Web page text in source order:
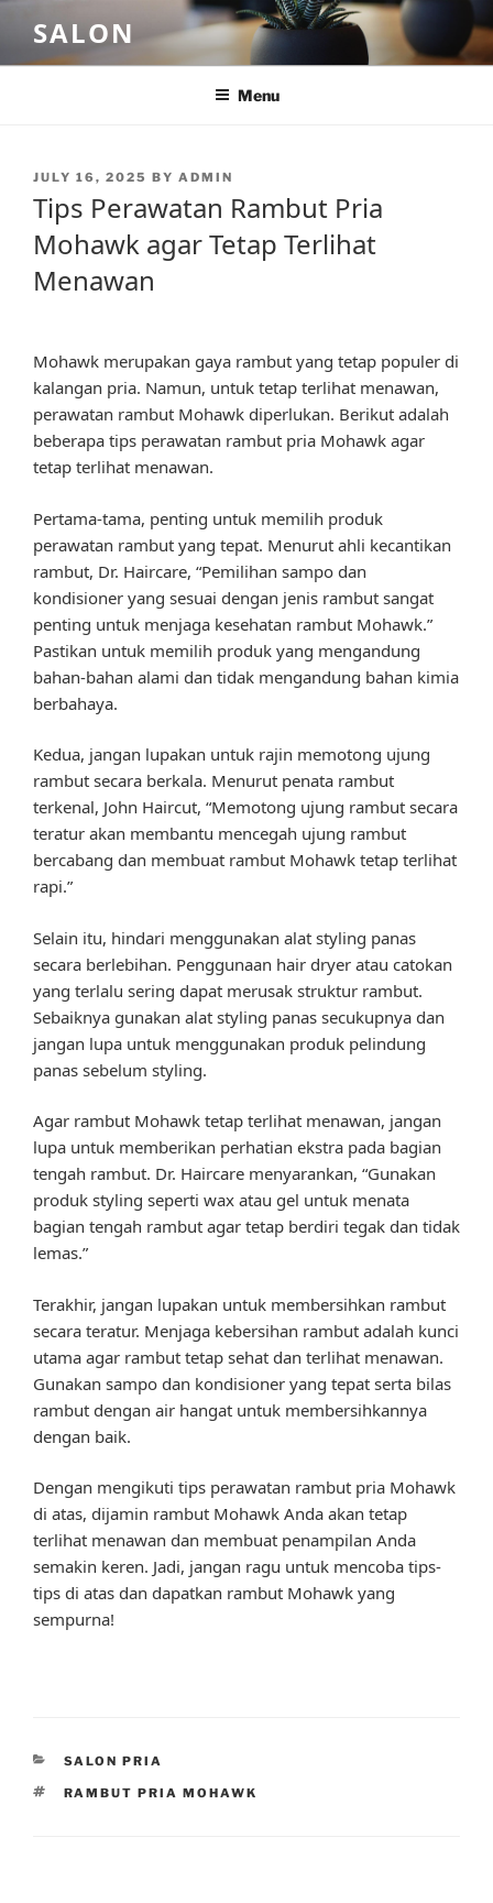
content
SALON
Menu
POSTED
ON
JULY 16, 2025 BY ADMIN
Tips Perawatan Rambut Pria
Mohawk agar Tetap Terlihat
Menawan
Mohawk merupakan gaya rambut yang tetap populer di
kalangan pria. Namun, untuk tetap terlihat menawan,
perawatan rambut Mohawk diperlukan. Berikut adalah
beberapa tips perawatan rambut pria Mohawk agar
tetap terlihat menawan.
Pertama-tama, penting untuk memilih produk
perawatan rambut yang tepat. Menurut ahli kecantikan
rambut, Dr. Haircare, “Pemilihan sampo dan
kondisioner yang sesuai dengan jenis rambut sangat
penting untuk menjaga kesehatan rambut Mohawk.”
Pastikan untuk memilih produk yang mengandung
bahan-bahan alami dan tidak mengandung bahan kimia
berbahaya.
Kedua, jangan lupakan untuk rajin memotong ujung
rambut secara berkala. Menurut penata rambut
terkenal, John Haircut, “Memotong ujung rambut secara
teratur akan membantu mencegah ujung rambut
bercabang dan membuat rambut Mohawk tetap terlihat
rapi.”
Selain itu, hindari menggunakan alat styling panas
secara berlebihan. Penggunaan hair dryer atau catokan
yang terlalu sering dapat merusak struktur rambut.
Sebaiknya gunakan alat styling panas secukupnya dan
jangan lupa untuk menggunakan produk pelindung
panas sebelum styling.
Agar rambut Mohawk tetap terlihat menawan, jangan
lupa untuk memberikan perhatian ekstra pada bagian
tengah rambut. Dr. Haircare menyarankan, “Gunakan
produk styling seperti wax atau gel untuk menata
bagian tengah rambut agar tetap berdiri tegak dan tidak
lemas.”
Terakhir, jangan lupakan untuk membersihkan rambut
secara teratur. Menjaga kebersihan rambut adalah kunci
utama agar rambut tetap sehat dan terlihat menawan.
Gunakan sampo dan kondisioner yang tepat serta bilas
rambut dengan air hangat untuk membersihkannya
dengan baik.
Dengan mengikuti tips perawatan rambut pria Mohawk
di atas, dijamin rambut Mohawk Anda akan tetap
terlihat menawan dan membuat penampilan Anda
semakin keren. Jadi, jangan ragu untuk mencoba tips-
tips di atas dan dapatkan rambut Mohawk yang
sempurna!
CATEGORIES
SALON PRIA
TAGS
RAMBUT PRIA MOHAWK